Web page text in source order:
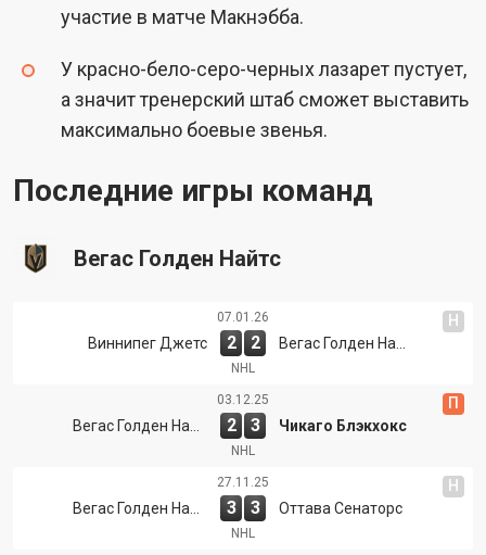
участие в матче Макнэбба.
У красно-бело-серо-черных лазарет пустует,
а значит тренерский штаб сможет выставить
максимально боевые звенья.
Последние игры команд
Вегас Голден Найтс
Н
07.01.26
Виннипег Джетс 2 2
NHL
П
03.12.25
2 3 Чикаго Блэкхокс
NHL
Н
27.11.25
3 3 Оттава Сенаторс
NHL